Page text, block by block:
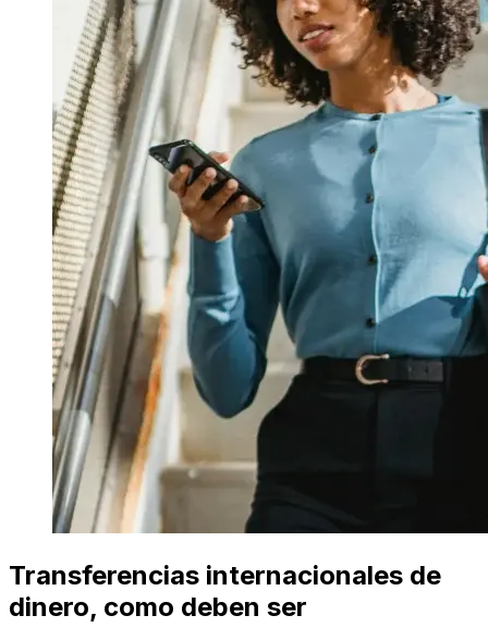
Transferencias internacionales de
dinero, como deben ser